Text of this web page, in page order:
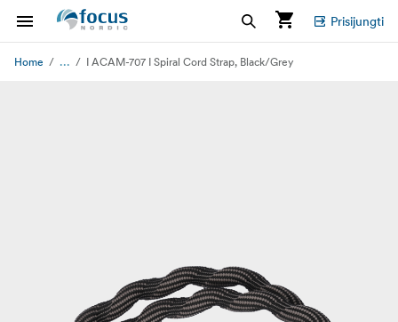
Prisijungti
Home ... I ACAM-707 I Spiral Cord Strap, Black/Grey